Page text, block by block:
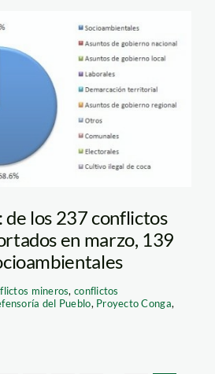
de los 237 conflictos
en marzo, 139
mineros, conflictos
del Pueblo, Proyecto Conga,